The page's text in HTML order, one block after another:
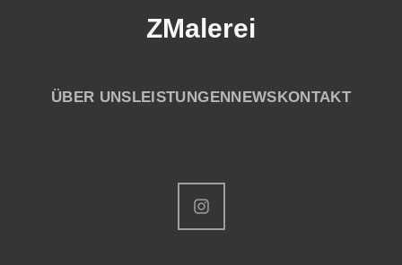
ZMalerei
ÜBER UNS LEISTUNGEN NEWS KONTAKT